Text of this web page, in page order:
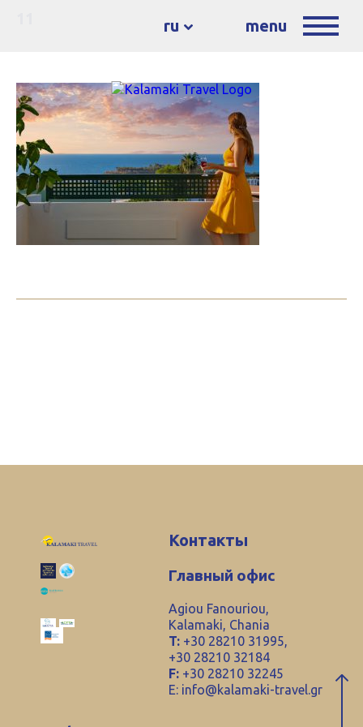
ru menu
Контакты
Главный офис
Agiou Fanouriou,
Kalamaki, Chania
T: +30 28210 31995,
+30 28210 32184
F: +30 28210 32245
E: info@kalamaki-travel.gr